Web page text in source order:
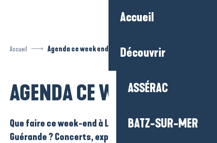
Accueil
Découvrir
ASSÉRAC
BATZ-SUR-MER
Accueil Agenda ce week end
AGENDA CE WEEK END
Que faire ce week-end à La Baule-Presqu’île de
Guérande ? Concerts, expo, marchés, sorties et